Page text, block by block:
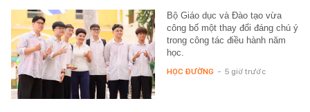
Bộ Giáo dục và Đào tạo vừa
công bố một thay đổi đáng chú ý
trong công tác điều hành năm
học.
HỌC ĐƯỜNG - 5 giờ trước